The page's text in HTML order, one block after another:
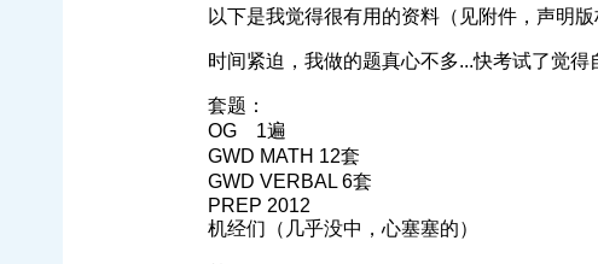
以下是我觉得很有用的资料（见附件，声明
时间紧迫，我做的题真心不多...快考试了觉得
套题：
OG 1遍
GWD MATH 12套
GWD VERBAL 6套
PREP 2012
机经们（几乎没中，心塞塞的）